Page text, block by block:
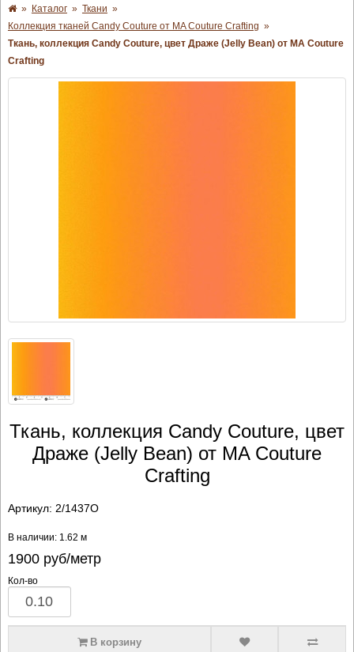
» Каталог » Ткани »
Коллекция тканей Candy Couture от MA Couture Crafting »
Ткань, коллекция Candy Couture, цвет Драже (Jelly Bean) от MA Couture
Crafting
Ткань, коллекция Candy Couture, цвет
Драже (Jelly Bean) от MA Couture
Crafting
Артикул: 2/1437O
В наличии: 1.62 м
1900руб/метр
Кол-во
В корзину